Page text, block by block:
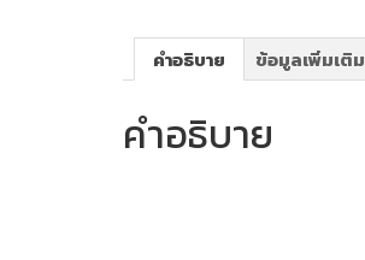
คำอธิบาย ข้อมูลเพิ่มเติม
คำอธิบาย